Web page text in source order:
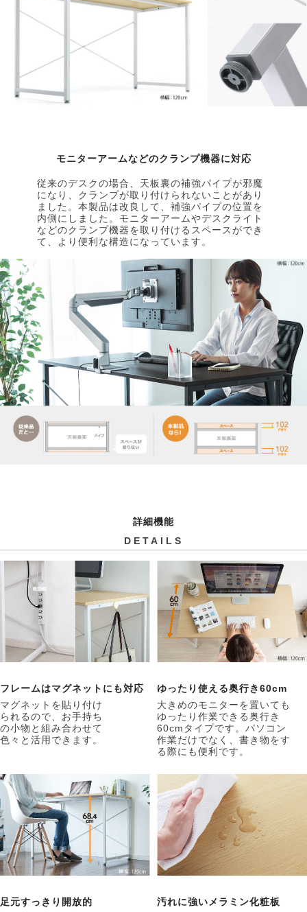
モニターアームなどのクランプ機器に対応
従来のデスクの場合、天板裏の補強パイプが邪魔
になり、クランプが取り付けられないことがあり
ました。本製品は改良して、補強パイプの位置を
内側にしました。モニターアームやデスクライト
などのクランプ機器を取り付けるスペースができ
て、より便利な構造になっています。
詳細機能
DETAILS
フレームはマグネットにも対応
マグネットを貼り付け
られるので、お手持ち
の小物と組み合わせて
色々と活用できます。
ゆったり使える奥行き60cm
大きめのモニターを置いても
ゆったり作業できる奥行き
60cmタイプです。パソコン
作業だけでなく、書き物をす
る際にも便利です。
足元すっきり開放的 汚れに強いメラミン化粧板